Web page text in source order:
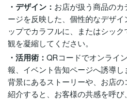
・デザイン： お店が扱う商品の
ージを反映した、個性的なデザ
ップでカラフルに、またはシッ
観を凝縮してください。
・活用術： QRコードでオンライ
報、イベント告知ページへ誘導
背景にあるストーリーや、お店
紹介すると、お客様の共感を呼